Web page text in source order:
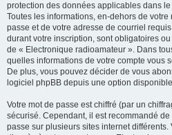
protection des données applicables dans
Toutes les informations, en-dehors de votre
passe et de votre adresse de courriel
durant votre inscription, sont obligatoires
de « Electronique radioamateur ». Dans
quelles informations de votre compte vous
De plus, vous pouvez décider de vous
logiciel phpBB depuis une option
Votre mot de passe est chiffré (par un
sécurisé. Cependant, il est recommandé
passe sur plusieurs sites internet différents.